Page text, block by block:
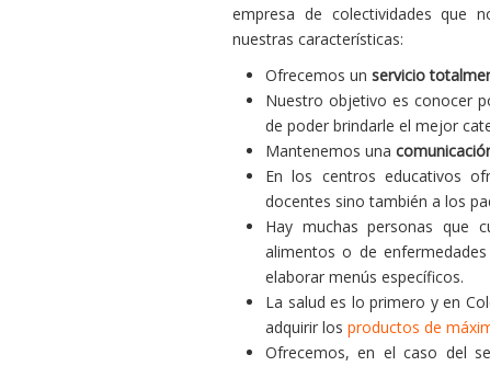
empresa de colectividades que
nuestras características:
Ofrecemos un servicio
Nuestro objetivo es conocer
de poder brindarle el mejor
Mantenemos una
En los centros educativos
docentes sino también a los
Hay muchas personas que
alimentos o de
elaborar menús específicos.
La salud es lo primero y en
adquirir los productos de
Ofrecemos, en el caso del